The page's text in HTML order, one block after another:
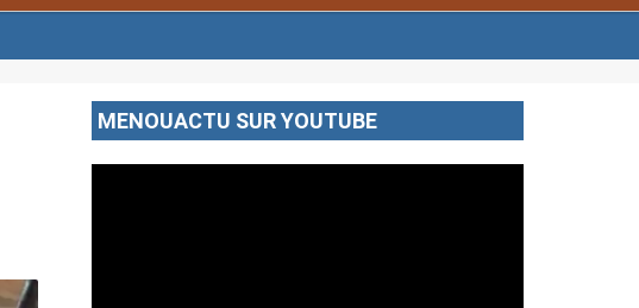
MENOUACTU SUR YOUTUBE